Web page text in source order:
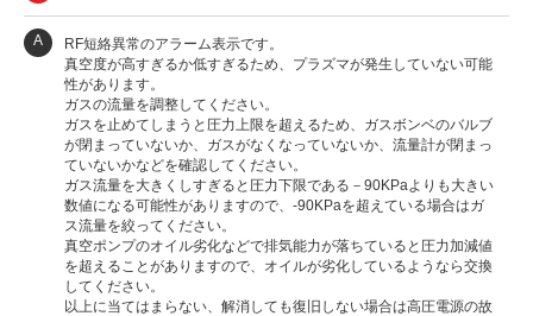
A
RF短絡異常のアラーム表示です。
真空度が高すぎるか低すぎるため、プラズマが発生していない可能
性があります。
ガスの流量を調整してください。
ガスを止めてしまうと圧力上限を超えるため、ガスボンベのバルブ
が閉まっていないか、ガスがなくなっていないか、流量計が閉まっ
ていないかなどを確認してください。
ガス流量を大きくしすぎると圧力下限である－90KPaよりも大きい
数値になる可能性がありますので、-90KPaを超えている場合はガ
ス流量を絞ってください。
真空ポンプのオイル劣化などで排気能力が落ちていると圧力加減値
を超えることがありますので、オイルが劣化しているようなら交換
してください。
以上に当てはまらない、解消しても復旧しない場合は高圧電源の故